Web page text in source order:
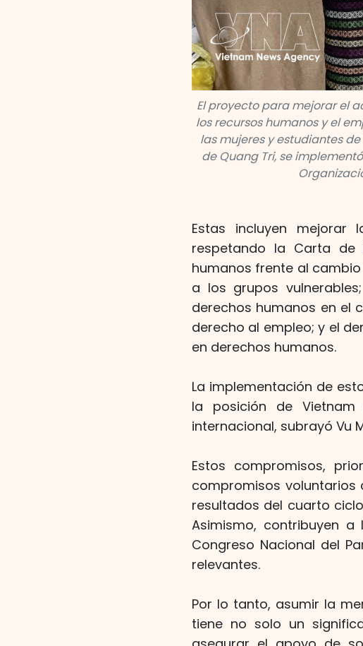
El proyecto para mejorar el
los recursos humanos y el
las mujeres y estudiantes
de Quang Tri, se
Estas incluyen mejorar
respetando la Carta de
humanos frente al
a los grupos
derechos humanos en el
derecho al empleo; y el
en derechos humanos.
La implementación de
la posición de
internacional, subrayó Vu
Estos compromisos,
compromisos voluntarios
resultados del cuarto
Asimismo, contribuyen
Congreso Nacional del
relevantes.
Por lo tanto, asumir la
tiene no solo un